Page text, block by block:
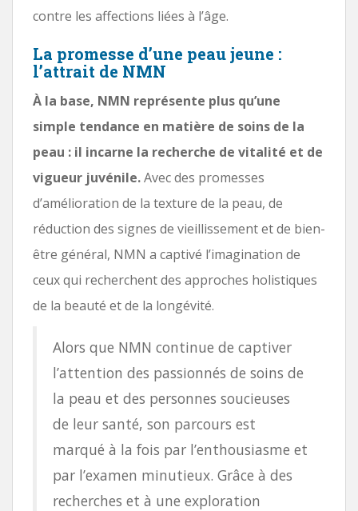
contre les affections liées à l’âge.
La promesse d’une peau jeune :
l’attrait de NMN
À la base, NMN représente plus qu’une
simple tendance en matière de soins de la
peau : il incarne la recherche de vitalité et de
vigueur juvénile.Avec des promesses
d’amélioration de la texture de la peau, de
réduction des signes de vieillissement et de bien-
être général, NMN a captivé l’imagination de
ceux qui recherchent des approches holistiques
de la beauté et de la longévité.
Alors que NMN continue de captiver
l’attention des passionnés de soins de
la peau et des personnes soucieuses
de leur santé, son parcours est
marqué à la fois par l’enthousiasme et
par l’examen minutieux. Grâce à des
recherches et à une exploration